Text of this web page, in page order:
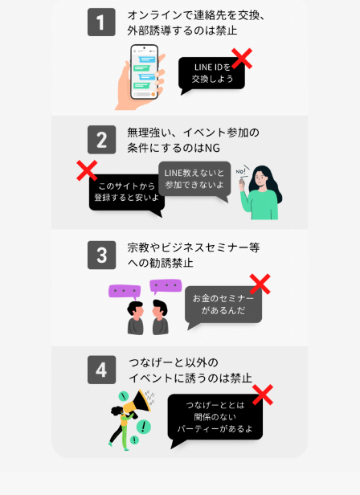
ボードゲーム初めての方
→わかりやすく教えます！
ボードゲームやってみたい方
→めっちゃ面白いんで楽しみましょう
人を騙すのが得意な方
→隠匿ゲーム用意してます
協力するのが得意な好きな方
→協力ゲーム用意してます
気の合う友達が欲しい方
→いろんな人がいるのできっと見つかります
空いた時間の暇つぶしを探してる方
→暇つぶしに来てください
趣味が同じ友達を増やしたい方
→ボードゲームを新しい趣味にしちゃいましょう！
楽しいことが好きな方
→とにかく楽しいイベントです！
【持っているボードゲーム 一覧】